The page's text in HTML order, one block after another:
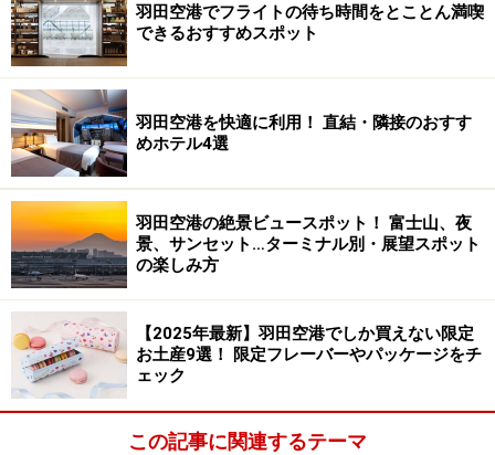
羽田空港でフライトの待ち時間をとことん満喫
できるおすすめスポット
羽田空港を快適に利用！ 直結・隣接のおすす
めホテル4選
羽田空港の絶景ビュースポット！ 富士山、夜
景、サンセット…ターミナル別・展望スポット
の楽しみ方
【2025年最新】羽田空港でしか買えない限定
お土産9選！ 限定フレーバーやパッケージをチ
ェック
この記事に関連するテーマ